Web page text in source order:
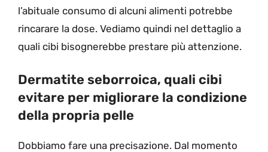
l’abituale consumo di alcuni alimenti potrebbe
rincarare la dose. Vediamo quindi nel dettaglio a
quali cibi bisognerebbe prestare più attenzione.
Dermatite seborroica, quali cibi
evitare per migliorare la condizione
della propria pelle
Dobbiamo fare una precisazione. Dal momento